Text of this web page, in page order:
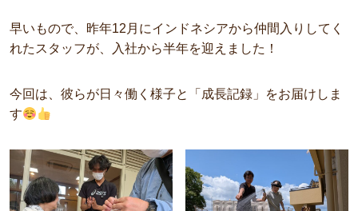
早いもので、昨年12月にインドネシアから仲間入りしてく
れたスタッフが、入社から半年を迎えました！
今回は、彼らが日々働く様子と「成長記録」をお届けしま
す